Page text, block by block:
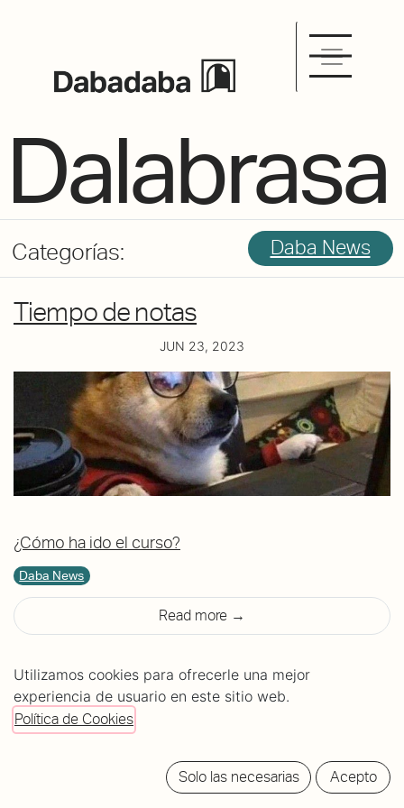
Dalabrasa
DBDB´s blog
Categorías: Daba News
Tiempo de notas
JUN 23, 2023
¿Cómo ha ido el curso?
Daba News
Read more →
Utilizamos cookies para ofrecerle una mejor
experiencia de usuario en este sitio web.
Política de Cookies
Solo las necesarias Acepto